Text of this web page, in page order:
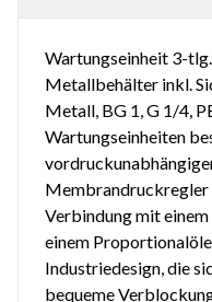
Wartungseinheit 3-
Metallbehälter inkl.
Metall, BG 1, G 1/4,
Wartungseinheiten
Membrandruckregler
Verbindung mit
einem
Industriedesign, die
bequeme